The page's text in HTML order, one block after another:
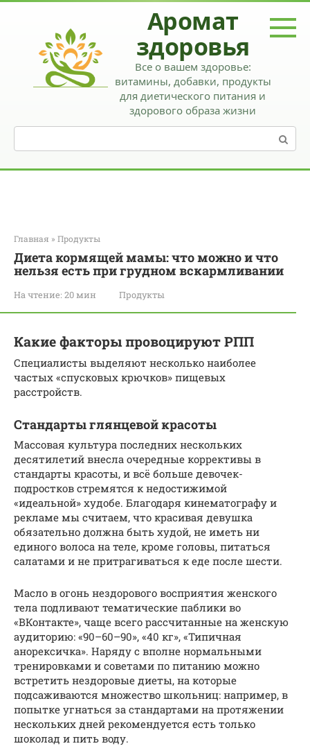
Перейти
Аромат
здоровья
Все о вашем здоровье:
витамины, добавки, продукты
для диетического питания и
здорового образа жизни
Поиск:
Главная » Продукты
Диета кормящей мамы: что можно и что
нельзя есть при грудном вскармливании
На чтение: 20 мин Продукты
Какие факторы провоцируют РПП
Специалисты выделяют несколько наиболее
частых «спусковых крючков» пищевых
расстройств.
Стандарты глянцевой красоты
Массовая культура последних нескольких
десятилетий внесла очередные коррективы в
стандарты красоты, и всё больше девочек-
подростков стремятся к недостижимой
«идеальной» худобе. Благодаря кинематографу и
рекламе мы считаем, что красивая девушка
обязательно должна быть худой, не иметь ни
единого волоса на теле, кроме головы, питаться
салатами и не притрагиваться к еде после шести.
Масло в огонь нездорового восприятия женского
тела подливают тематические паблики во
«ВКонтакте», чаще всего рассчитанные на женскую
аудиторию: «90–60–90», «40 кг», «Типичная
анорексичка». Наряду с вполне нормальными
тренировками и советами по питанию можно
встретить нездоровые диеты, на которые
подсаживаются множество школьниц: например, в
попытке угнаться за стандартами на протяжении
нескольких дней рекомендуется есть только
шоколад и пить воду.